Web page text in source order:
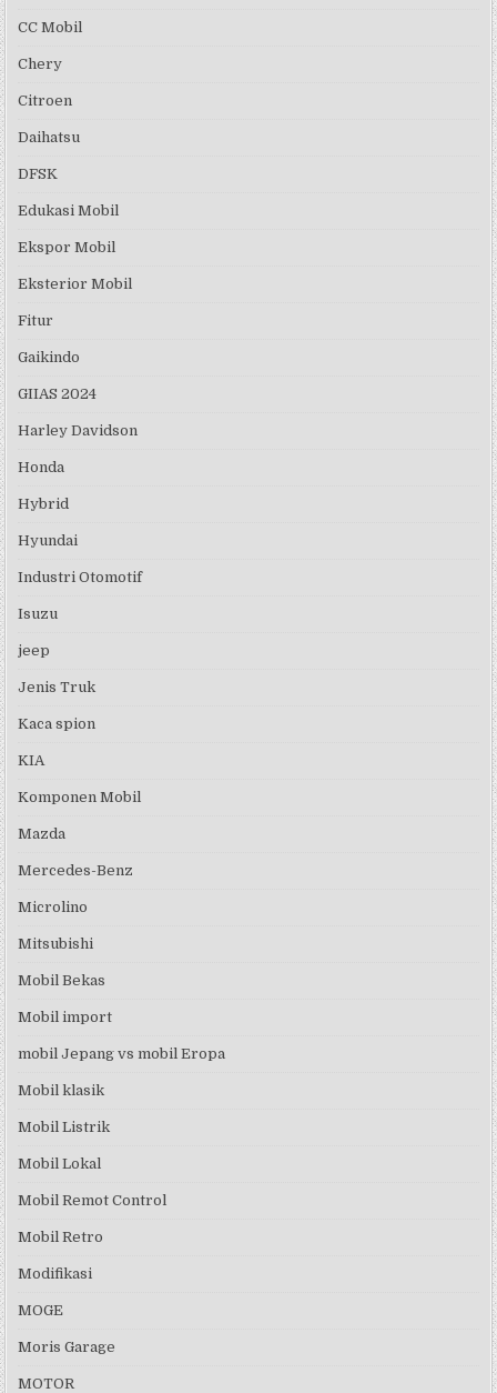
CC Mobil
Chery
Citroen
Daihatsu
DFSK
Edukasi Mobil
Ekspor Mobil
Eksterior Mobil
Fitur
Gaikindo
GIIAS 2024
Harley Davidson
Honda
Hybrid
Hyundai
Industri Otomotif
Isuzu
jeep
Jenis Truk
Kaca spion
KIA
Komponen Mobil
Mazda
Mercedes-Benz
Microlino
Mitsubishi
Mobil Bekas
Mobil import
mobil Jepang vs mobil Eropa
Mobil klasik
Mobil Listrik
Mobil Lokal
Mobil Remot Control
Mobil Retro
Modifikasi
MOGE
Moris Garage
MOTOR